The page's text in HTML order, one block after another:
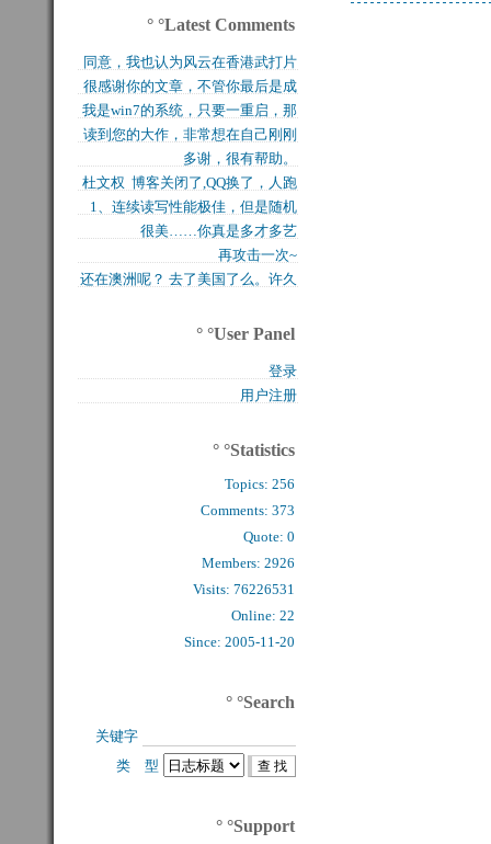
° °Latest Comments
同意，我也认为风云在香港武打片
历史上是绝无仅有的，...
很感谢你的文章，不管你最后是成
功还是失败，能让后来...
我是win7的系统，只要一重启，那
块MFT盘就无法...
读到您的大作，非常想在自己刚刚
买的固态硬盘上试试，...
多谢，很有帮助。
杜文权 博客关闭了,QQ换了，人跑
了 新的QQ...
1、连续读写性能极佳，但是随机
写入性能极差（这对于...
很美……你真是多才多艺
再攻击一次~
还在澳洲呢？ 去了美国了么。许久
° °User Panel
登录
用户注册
° °Statistics
Topics:256
Comments: 373
Quote: 0
Members: 2926
Visits: 76226531
Online: 22
Since: 2005-11-20
° °Search
关键字
类 型
° °Support